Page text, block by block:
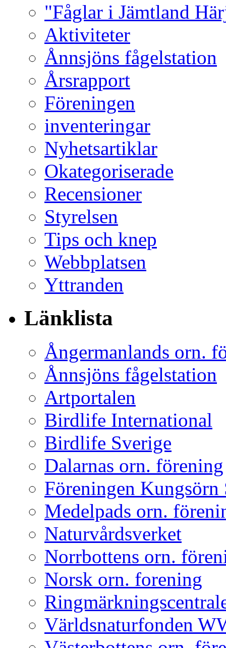
"Fåglar i Jämtland
Aktiviteter
Ånnsjöns fågelstation
Årsrapport
Föreningen
inventeringar
Nyhetsartiklar
Okategoriserade
Recensioner
Styrelsen
Tips och knep
Webbplatsen
Yttranden
Länklista
Ångermanlands orn.
Ånnsjöns fågelstation
Artportalen
Birdlife International
Birdlife Sverige
Dalarnas orn. förening
Föreningen Kungsörn
Medelpads orn.
Naturvårdsverket
Norrbottens orn.
Norsk orn. forening
Världsnaturfonden